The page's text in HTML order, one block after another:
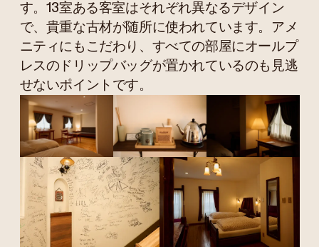
す。13室ある客室はそれぞれ異なるデザイン
で、貴重な古材が随所に使われています。アメ
ニティにもこだわり、すべての部屋にオールプ
レスのドリップバッグが置かれているのも見逃
せないポイントです。